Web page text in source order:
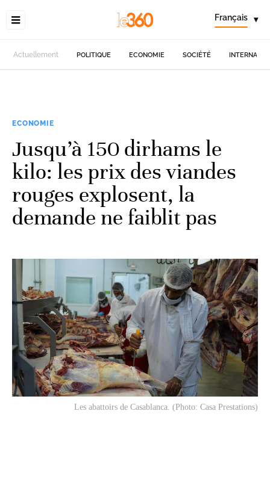
Français ▾
Actuellement POLITIQUE ECONOMIE SOCIÉTÉ
ECONOMIE
Jusqu’à 150 dirhams le
kilo: les prix des viandes
rouges explosent, la
demande ne faiblit pas
Les abattoirs de Casablanca. (Photo: Casa Prestations)